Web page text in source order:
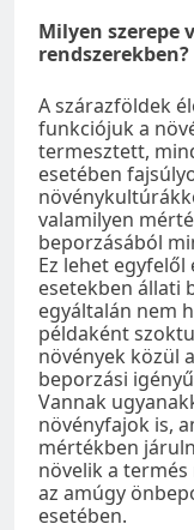
Milyen szerepe
rendszerekben?
A szárazföldek
funkciójuk a
termesztett,
esetében
valamilyen
beporzásából
Ez lehet egyfelől
esetekben állati
egyáltalán nem
példaként
növények közül
beporzási
Vannak
növényfajok is,
mértékben
növelik a
az amúgy
esetében.